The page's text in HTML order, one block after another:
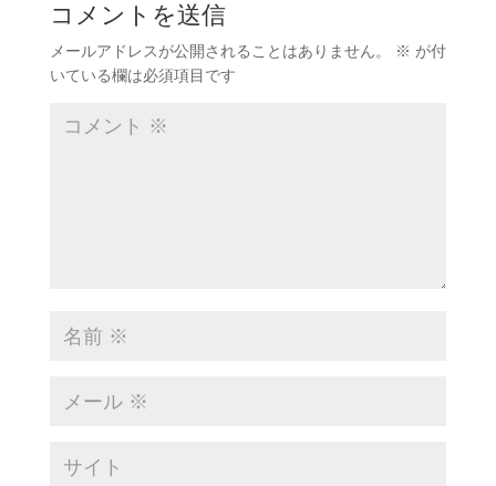
コメントを送信
メールアドレスが公開されることはありません。 ※ が付
いている欄は必須項目です